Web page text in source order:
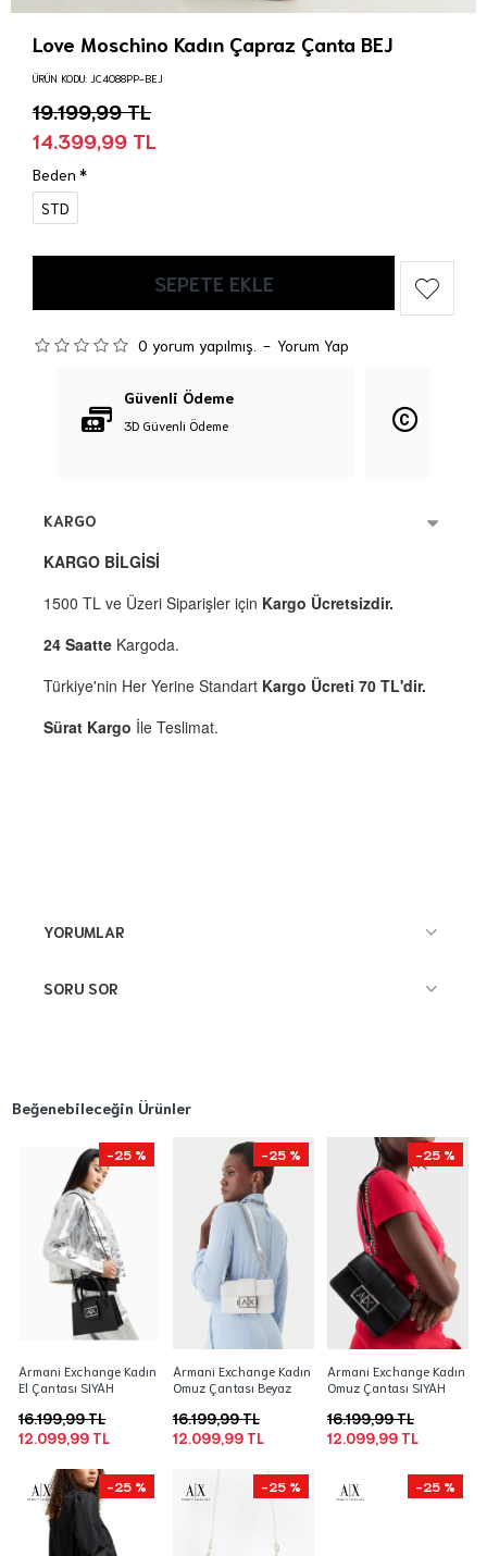
Love Moschino Kadın Çapraz Çanta BEJ
0 yorum yapılmış. - Yorum Yap
14.399,99 TL
19.199,99 TL
ÜRÜN KODU: JC4088PP-BEJ
Beden
STD
SEPETE EKLE
Güvenli Ödeme
3D Güvenli Ödeme
KARGO
KARGO BİLGİSİ
1500 TL ve Üzeri Siparişler için Kargo Ücretsizdir.
24 Saatte Kargoda.
Türkiye'nin Her Yerine Standart Kargo Ücreti 70 TL'dir.
Sürat Kargo İle Teslimat.
YORUMLAR
SORU SOR
Beğenebileceğin Ürünler
-25 %
Armani Exchange Kadın
El Çantası SIYAH
12.099,99 TL
16.199,99 TL
-25 %
Armani Exchange Kadın
Omuz Çantası Beyaz
12.099,99 TL
16.199,99 TL
-25 %
Armani Exchange Kadın
Omuz Çantası SIYAH
12.099,99 TL
16.199,99 TL
-25 % -25 % -25 %